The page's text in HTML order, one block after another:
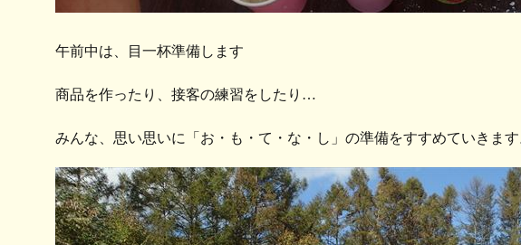
午前中は、目一杯準備します
商品を作ったり、接客の練習をしたり…
みんな、思い思いに「お・も・て・な・し」の準備をすすめていきま